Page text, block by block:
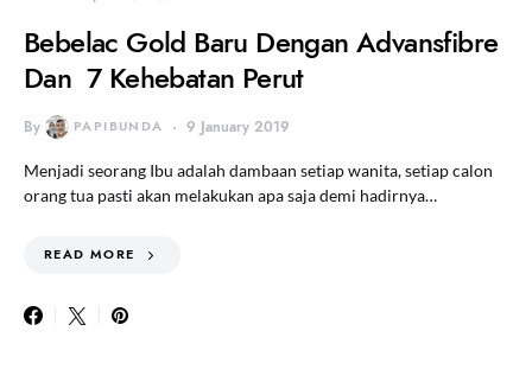
Bebelac Gold Baru Dengan Advansfibre
Dan 7 Kehebatan Perut
By PAPIBUNDA 9 January 2019
Menjadi seorang Ibu adalah dambaan setiap wanita, setiap calon
orang tua pasti akan melakukan apa saja demi hadirnya…
READ MORE